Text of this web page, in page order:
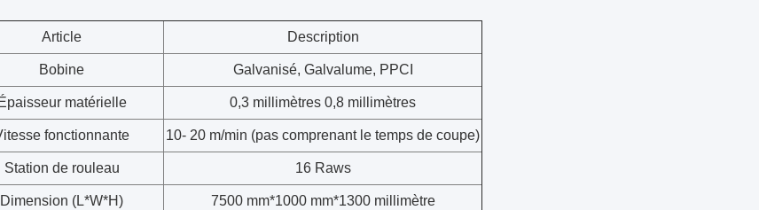
Article Description
Bobine Galvanisé, Galvalume, PPCI
Épaisseur matérielle 0,3 millimètres 0,8 millimètres
fonctionnante 10- 20 m/min (pas comprenant le temps de coupe)
Station de rouleau 16 Raws
Dimension (L*W*H) 7500 mm*1000 mm*1300 millimètre